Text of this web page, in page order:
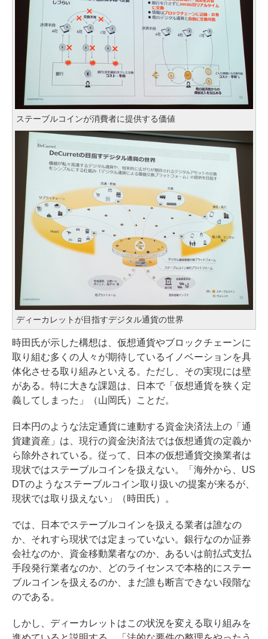
ステーブルコインが消費者に提供する価値
ディーカレットが目指すデジタル通貨の世界
時田氏が示した構想は、仮想通貨やブロックチェーンに
取り組む多くの人々が期待しているイノベーションを具
体化させる取り組みといえる。ただし、その実現には壁
がある。特に大きな課題は、日本で「仮想通貨を狭く定
義してしまった」（山岡氏）ことだ。
日本円のような法定通貨に連動する資金決済法上の「通
貨建資産」は、現行の資金決済法では仮想通貨の定義か
ら除外されている。従って、日本の仮想通貨交換業者は
現状ではステーブルコインを扱えない。「海外から、US
DTのようなステーブルコイン取り扱いの提案が来るが、
現状では取り扱えない」（時田氏）。
では、日本でステーブルコインを扱える業者は誰なの
か、それすら現状では定まっていない。銀行なのか証券
会社なのか、資金移動業者なのか、あるいは前払式支払
手段発行業者なのか、どのライセンスで本格的にステー
ブルコインを扱えるのか、まだ誰も断言できない段階な
のである。
しかし、ディーカレットはこの状況を変える取り組みを